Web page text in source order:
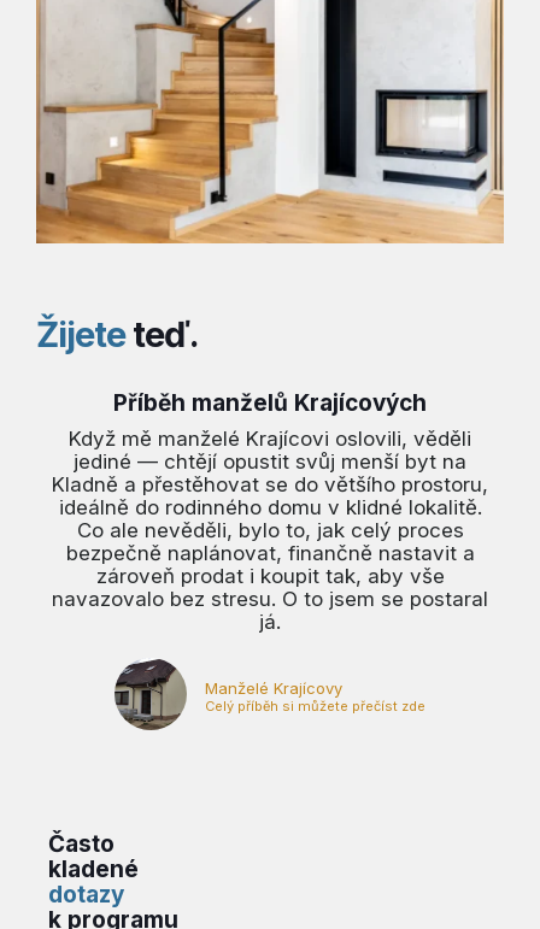
Žijeteteď.
Příběh manželů Krajícových
Když mě manželé Krajícovi oslovili, věděli
jediné — chtějí opustit svůj menší byt na
Kladně a přestěhovat se do většího prostoru,
ideálně do rodinného domu v klidné lokalitě.
Co ale nevěděli, bylo to, jak celý proces
bezpečně naplánovat, finančně nastavit a
zároveň prodat i koupit tak, aby vše
navazovalo bez stresu. O to jsem se postaral
já.
Manželé Krajícovy
Celý příběh si můžete přečíst zde
Často
kladené
dotazy
k programu